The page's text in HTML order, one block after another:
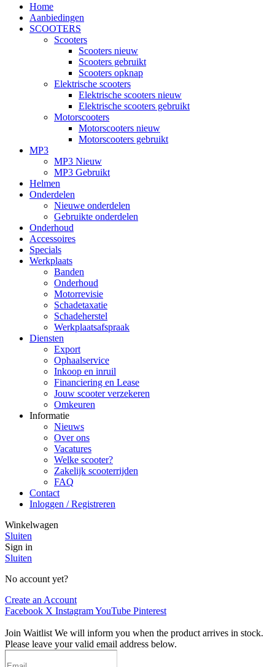
Home
Aanbiedingen
SCOOTERS
Scooters
Scooters nieuw
Scooters gebruikt
Scooters opknap
Elektrische scooters
Elektrische scooters nieuw
Elektrische scooters gebruikt
Motorscooters
Motorscooters nieuw
Motorscooters gebruikt
MP3
MP3 Nieuw
MP3 Gebruikt
Helmen
Onderdelen
Nieuwe onderdelen
Gebruikte onderdelen
Onderhoud
Accessoires
Specials
Werkplaats
Banden
Onderhoud
Motorrevisie
Schadetaxatie
Schadeherstel
Werkplaatsafspraak
Diensten
Export
Ophaalservice
Inkoop en inruil
Financiering en Lease
Jouw scooter verzekeren
Omkeuren
Informatie
Nieuws
Over ons
Vacatures
Welke scooter?
Zakelijk scooterrijden
FAQ
Contact
Inloggen / Registreren
Winkelwagen
Sluiten
Sign in
Sluiten
No account yet?
Create an Account
Facebook X InstagramYouTube Pinterest
Join Waitlist We will inform you when the product arrives in stock.
Please leave your valid email address below.